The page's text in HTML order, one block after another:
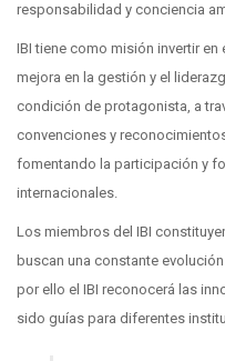
responsabilidad y conciencia
IBI tiene como misión invertir
mejora en la gestión y el
condición de protagonista, a
convenciones y
fomentando la participación y
internacionales.
Los miembros del IBI
buscan una constante
por ello el IBI reconocerá las
sido guías para diferentes